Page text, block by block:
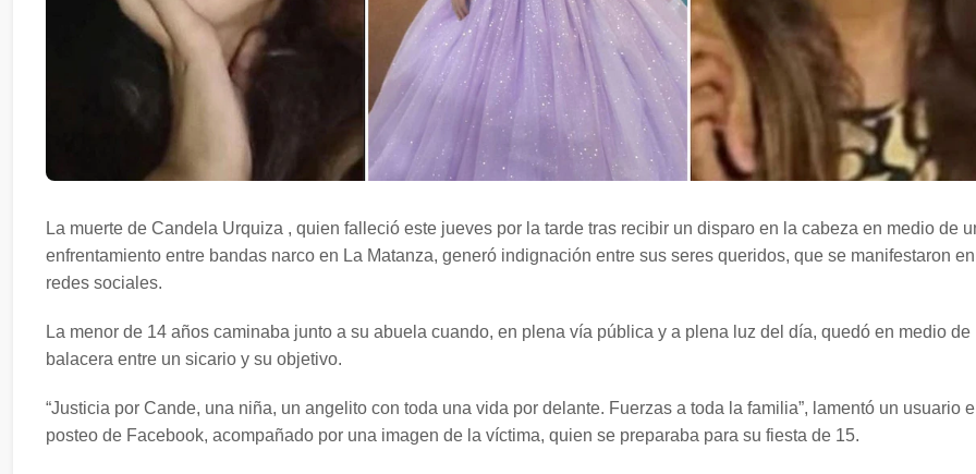
La muerte de Candela Urquiza , quien falleció este jueves por la tarde tras recibir un disparo en la cabeza en medio de
enfrentamiento entre bandas narco en La Matanza, generó indignación entre sus seres queridos, que se manifestaron en
redes sociales.
La menor de 14 años caminaba junto a su abuela cuando, en plena vía pública y a plena luz del día, quedó en medio de
balacera entre un sicario y su objetivo.
“Justicia por Cande, una niña, un angelito con toda una vida por delante. Fuerzas a toda la familia”, lamentó un usuario
posteo de Facebook, acompañado por una imagen de la víctima, quien se preparaba para su fiesta de 15.